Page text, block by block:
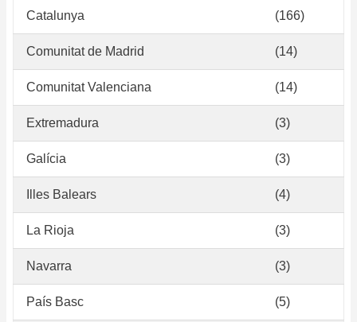
Catalunya (166)
Comunitat de Madrid (14)
Comunitat Valenciana (14)
Extremadura (3)
Galícia (3)
Illes Balears (4)
La Rioja (3)
Navarra (3)
País Basc (5)